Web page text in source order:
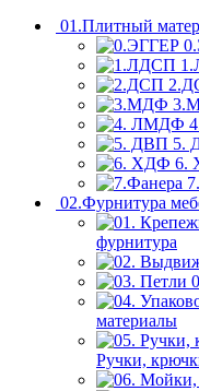
01.Плитный
5.
6.
02.Фурнитура
фурнитура
материалы
Ручки,